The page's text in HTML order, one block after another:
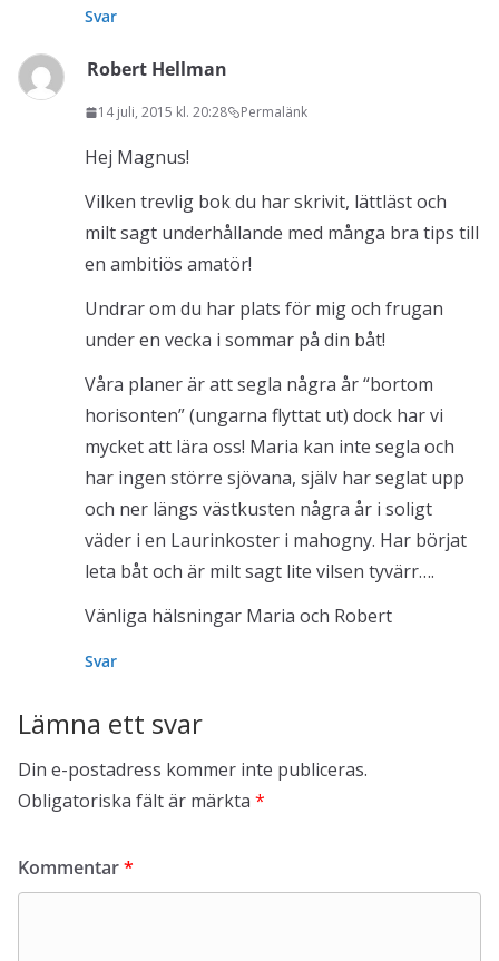
Svar
Robert Hellman
14 juli, 2015 kl. 20:28 Permalänk
Hej Magnus!
Vilken trevlig bok du har skrivit, lättläst och
milt sagt underhållande med många bra tips till
en ambitiös amatör!
Undrar om du har plats för mig och frugan
under en vecka i sommar på din båt!
Våra planer är att segla några år “bortom
horisonten” (ungarna flyttat ut) dock har vi
mycket att lära oss! Maria kan inte segla och
har ingen större sjövana, själv har seglat upp
och ner längs västkusten några år i soligt
väder i en Laurinkoster i mahogny. Har börjat
leta båt och är milt sagt lite vilsen tyvärr….
Vänliga hälsningar Maria och Robert
Svar
Lämna ett svar
Din e-postadress kommer inte publiceras.
Obligatoriska fält är märkta *
Kommentar*